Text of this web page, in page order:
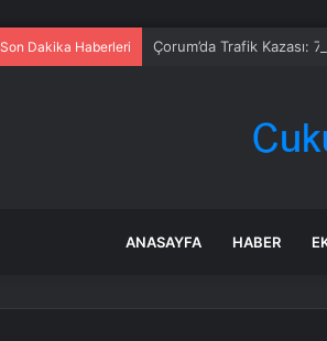
Son Dakika Haberleri Çorum’da Trafik Kazası: 7
ANASAYFA HABER